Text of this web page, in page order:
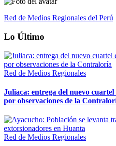
Red de Medios Regionales del Perú
Lo Último
Red de Medios Regionales
Juliaca: entrega del nuevo cuartel
por observaciones de la
Red de Medios Regionales